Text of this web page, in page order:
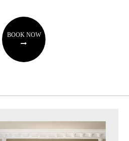
BOOK NOW